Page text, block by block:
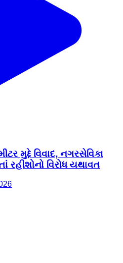
મુદ્દે વિવાદ, નગરસેવિકા
રહીશોનો વિરોધ યથાવત